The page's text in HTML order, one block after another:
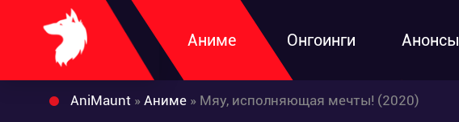
Аниме Онгоинги Анонсы
AniMaunt » Аниме » Мяу, исполняющая мечты! (2020)